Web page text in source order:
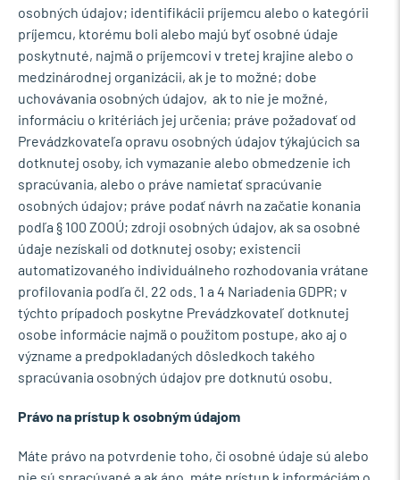
osobných údajov; identifikácii príjemcu alebo o kategórii
príjemcu, ktorému boli alebo majú byť osobné údaje
poskytnuté, najmä o príjemcovi v tretej krajine alebo o
medzinárodnej organizácii, ak je to možné; dobe
uchovávania osobných údajov, ak to nie je možné,
informáciu o kritériách jej určenia; práve požadovať od
Prevádzkovateľa opravu osobných údajov týkajúcich sa
dotknutej osoby, ich vymazanie alebo obmedzenie ich
spracúvania, alebo o práve namietať spracúvanie
osobných údajov; práve podať návrh na začatie konania
podľa § 100 ZOOÚ; zdroji osobných údajov, ak sa osobné
údaje nezískali od dotknutej osoby; existencii
automatizovaného individuálneho rozhodovania vrátane
profilovania podľa čl. 22 ods. 1 a 4 Nariadenia GDPR; v
týchto prípadoch poskytne Prevádzkovateľ dotknutej
osobe informácie najmä o použitom postupe, ako aj o
význame a predpokladaných dôsledkoch takého
spracúvania osobných údajov pre dotknutú osobu.
Právo na prístup k osobným údajom
Máte právo na potvrdenie toho, či osobné údaje sú alebo